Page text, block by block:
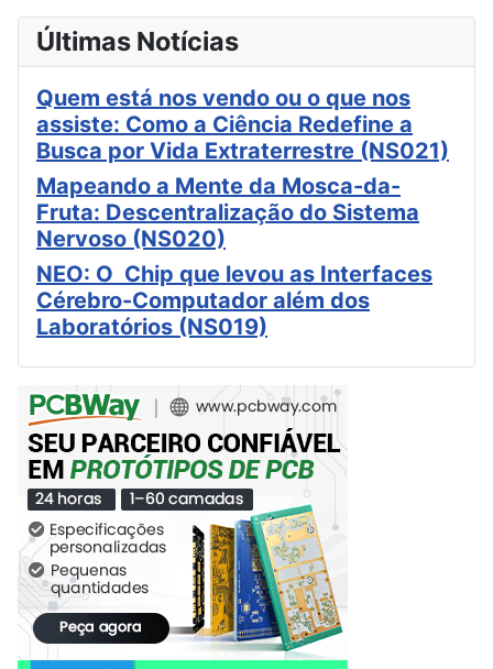
Últimas Notícias
Quem está nos vendo ou o que nos
assiste: Como a Ciência Redefine a
Busca por Vida Extraterrestre (NS021)
Mapeando a Mente da Mosca-da-
Fruta: Descentralização do Sistema
Nervoso (NS020)
NEO: O Chip que levou as Interfaces
Cérebro-Computador além dos
Laboratórios (NS019)